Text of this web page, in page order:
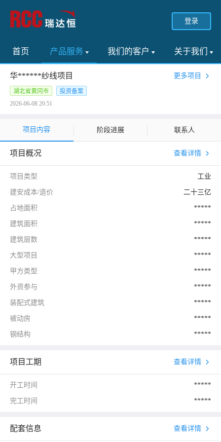
登录
首页 产品服务 我们的客户 关于我们
华******纱线项目 更多项目
湖北省黄冈市
投资备案
2026-06-08 20:51
项目内容 阶段进展 联系人
项目概况 查看详情
项目类型 工业
建安成本/造价 二十三亿
占地面积 *****
建筑面积 *****
建筑层数 *****
大型项目 *****
甲方类型 *****
外资参与 *****
装配式建筑 *****
被动房 *****
钢结构 *****
项目工期 查看详情
开工时间 *****
完工时间 *****
配套信息 查看详情